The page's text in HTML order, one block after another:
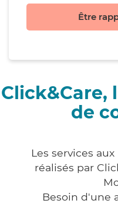
Être
Click&Care,
de
Les services
réalisés par
Besoin d'une